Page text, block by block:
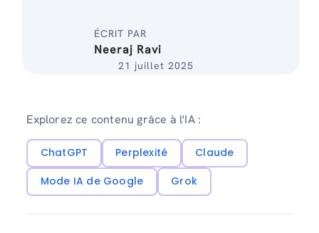
ÉCRIT PAR
Neeraj Ravi
21 juillet 2025
Explorez ce contenu grâce à l'IA :
ChatGPT Perplexité
Claude
Mode IA de Google
Grok